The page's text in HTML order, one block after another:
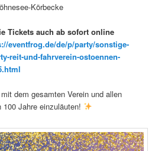
Körbecke
Tickets auch ab sofort online
eventfrog.de/de/p/party/sonstige-
reit-und-fahrverein-ostoennen-
dem gesamten Verein und allen
Jahre einzuläuten!